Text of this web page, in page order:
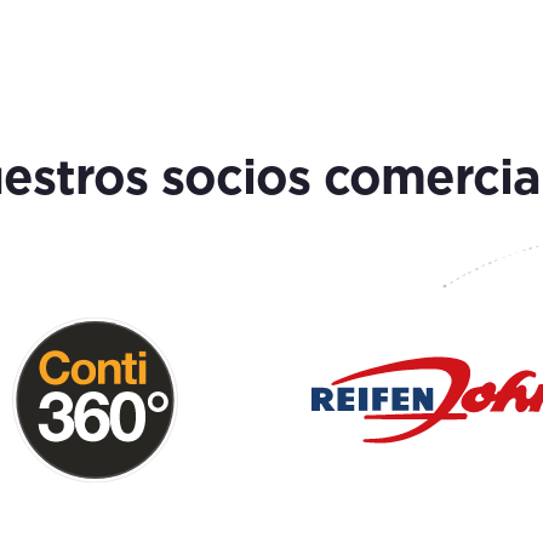
socios